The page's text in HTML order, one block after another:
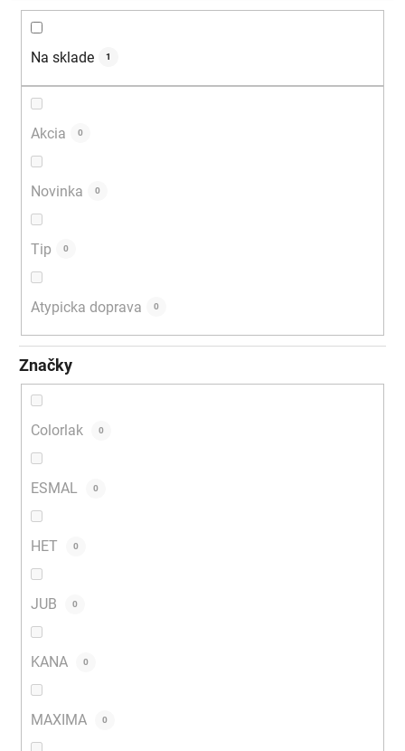
Na sklade 1
Akcia 0
Novinka 0
Tip 0
Atypicka doprava 0
Značky
Colorlak 0
ESMAL 0
HET 0
JUB 0
KANA 0
MAXIMA 0